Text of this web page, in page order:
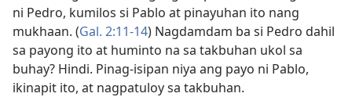
ni Pedro, kumilos si Pablo at pinayuhan ito nang
mukhaan. (Gal. 2:11-14) Nagdamdam ba si Pedro dahil
sa payong ito at huminto na sa takbuhan ukol sa
buhay? Hindi. Pinag-isipan niya ang payo ni Pablo,
ikinapit ito, at nagpatuloy sa takbuhan.